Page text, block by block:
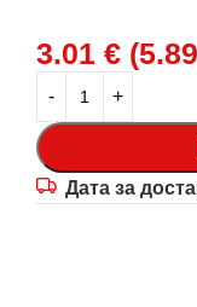
3.01 € (5.89
Дата за